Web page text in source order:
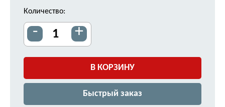
Количество:
- +
В КОРЗИНУ
Быстрый заказ